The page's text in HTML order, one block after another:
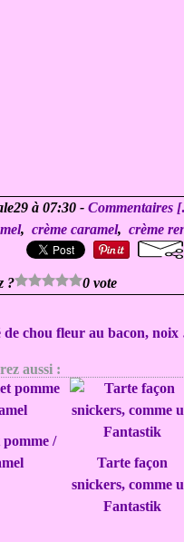
à 07:30 - Commentaires [
, crème caramel, crème
? 0 vote
aussi :
/
Tarte façon
snickers, comme
Fantastik